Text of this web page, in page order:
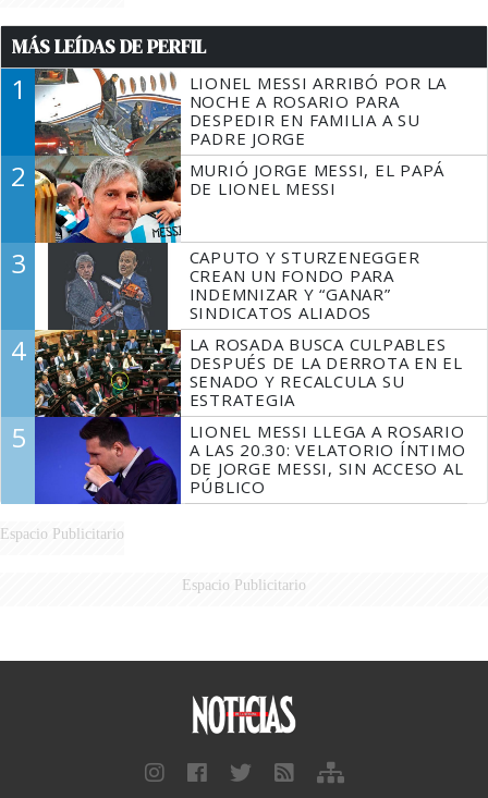
MÁS LEÍDAS DE PERFIL
1
LIONEL MESSI ARRIBÓ POR LA
NOCHE A ROSARIO PARA
DESPEDIR EN FAMILIA A SU
PADRE JORGE
2
MURIÓ JORGE MESSI, EL PAPÁ
DE LIONEL MESSI
3
CAPUTO Y STURZENEGGER
CREAN UN FONDO PARA
INDEMNIZAR Y “GANAR”
SINDICATOS ALIADOS
4
LA ROSADA BUSCA CULPABLES
DESPUÉS DE LA DERROTA EN EL
SENADO Y RECALCULA SU
ESTRATEGIA
5
LIONEL MESSI LLEGA A ROSARIO
A LAS 20.30: VELATORIO ÍNTIMO
DE JORGE MESSI, SIN ACCESO AL
PÚBLICO
Espacio Publicitario
Espacio Publicitario